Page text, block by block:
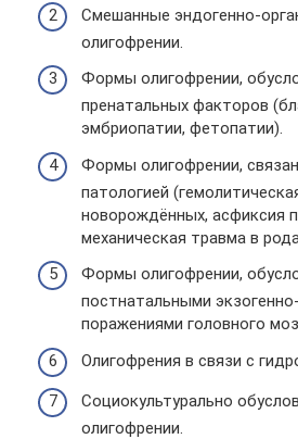
Смешанные эндогенно-
олигофрении.
Формы олигофрении,
пренатальных факторов
эмбриопатии, фетопатии).
Формы олигофрении,
патологией
новорождённых, асфиксия
механическая травма в
Формы олигофрении,
постнатальными
поражениями головного
Олигофрения в связи с
Социокультурально
олигофрении.